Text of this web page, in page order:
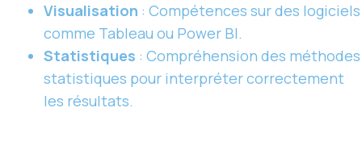
Visualisation : Compétences sur des logiciels
comme Tableau ou Power BI.
Statistiques : Compréhension des méthodes
statistiques pour interpréter correctement
les résultats.